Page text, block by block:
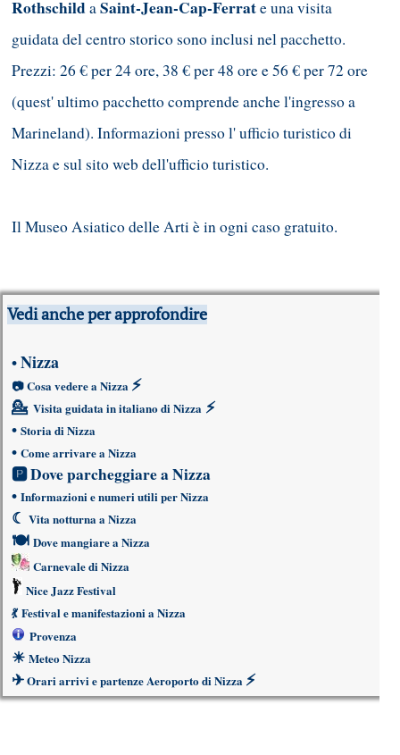
RothschildaSaint-Jean-Cap-Ferrate una visita
guidata del centro storico sono inclusi nel pacchetto.
Prezzi: 26 € per 24 ore, 38 € per 48 ore e 56 € per 72 ore
(quest' ultimo pacchetto comprende anche l'ingresso a
Marineland). Informazioni presso l' ufficio turistico di
Nizza e sul sito web dell'ufficio turistico.
Il Museo Asiatico delle Arti è in ogni caso gratuito.
Vedi anche per approfondire
•Nizza
📷 Cosa vedere a Nizza ⚡
💁 Visita guidata in italiano di Nizza ⚡
• Storia di Nizza
• Come arrivare a Nizza
🅿Dove parcheggiare a Nizza
• Informazioni e numeri utili per Nizza
☾ Vita notturna a Nizza
🍽 Dove mangiare a Nizza
Carnevale di Nizza
Nice Jazz Festival
💃 Festival e manifestazioni a Nizza
Provenza
☀ Meteo Nizza
✈Orari arrivi e partenze Aeroporto di Nizza ⚡